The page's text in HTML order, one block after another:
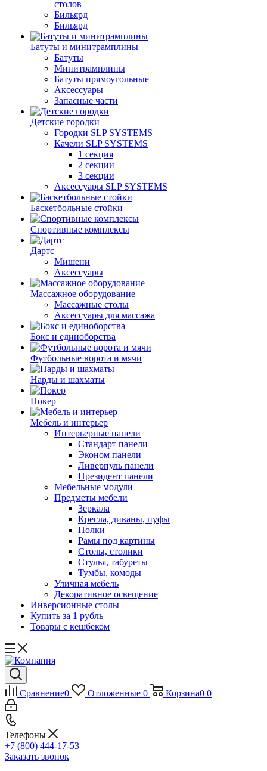
столов
Бильяpд
Бильяpд
Батуты и минитрамплины
Батуты
Минитрамплины
Батуты прямоугольные
Аксессуары
Запасные части
Детские городки
Городки SLP SYSTEMS
Качели SLP SYSTEMS
1 секция
2 секции
3 секции
Аксессуары SLP SYSTEMS
Баскетбольные стойки
Спортивные комплексы
Дартс
Мишени
Аксессуары
Массажное оборудование
Массажные столы
Аксессуары для массажа
Бокс и единоборства
Футбольные ворота и мячи
Нарды и шахматы
Покер
Мебель и интерьер
Интерьерные панели
Стандарт панели
Эконом панели
Ливерпуль панели
Президент панели
Мебельные модули
Предметы мебели
Зеркала
Кресла, диваны, пуфы
Полки
Рамы под картины
Столы, столики
Стулья, табуреты
Тумбы, комоды
Уличная мебель
Декоративное освещение
Инверсионные столы
Купить за 1 рубль
Товары с кешбеком
Сравнение0 Отложенные 0 Корзина0 0
Телефоны
+7 (800) 444-17-53
Заказать звонок